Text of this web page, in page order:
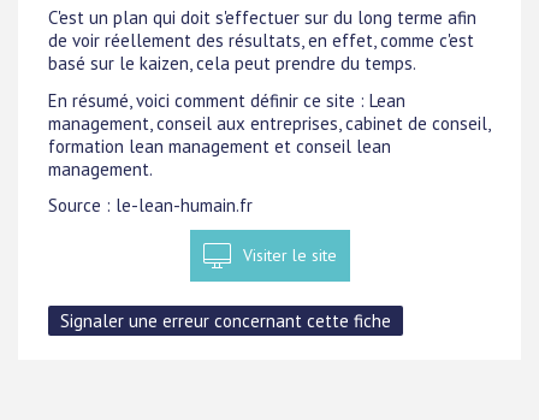
C'est un plan qui doit s'effectuer sur du long terme afin
de voir réellement des résultats, en effet, comme c'est
basé sur le kaizen, cela peut prendre du temps.
En résumé, voici comment définir ce site : Lean
management, conseil aux entreprises, cabinet de conseil,
formation lean management et conseil lean
management.
Source : le-lean-humain.fr
Visiter le site